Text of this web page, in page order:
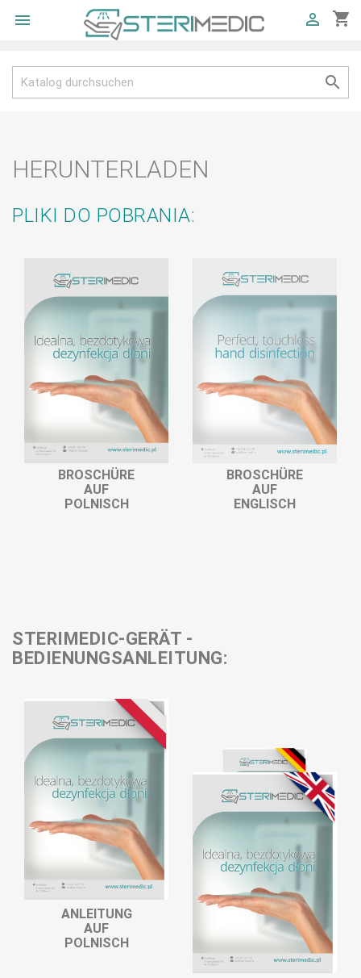
 shopping_cart


HERUNTERLADEN
PLIKI DO POBRANIA:
BROSCHÜRE
AUF
POLNISCH
BROSCHÜRE
AUF
ENGLISCH
STERIMEDIC-GERÄT -
BEDIENUNGSANLEITUNG:
ANLEITUNG
AUF
POLNISCH
ANLEITUNG
AUF
DEUTSCH